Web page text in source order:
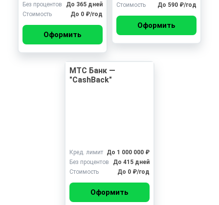
Без процентов
До 365 дней
Стоимость
До 0 ₽/год
Оформить
Стоимость
До 590 ₽/год
Оформить
МТС Банк —
"CashBack"
Кред. лимит До 1 000 000 ₽
Без процентов
До 415 дней
Стоимость
До 0 ₽/год
Оформить